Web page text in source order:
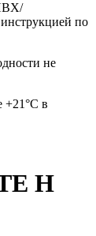
по
не
+21°С в
Н